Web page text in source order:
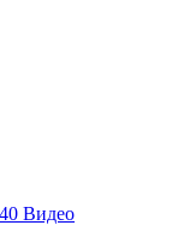
Видео